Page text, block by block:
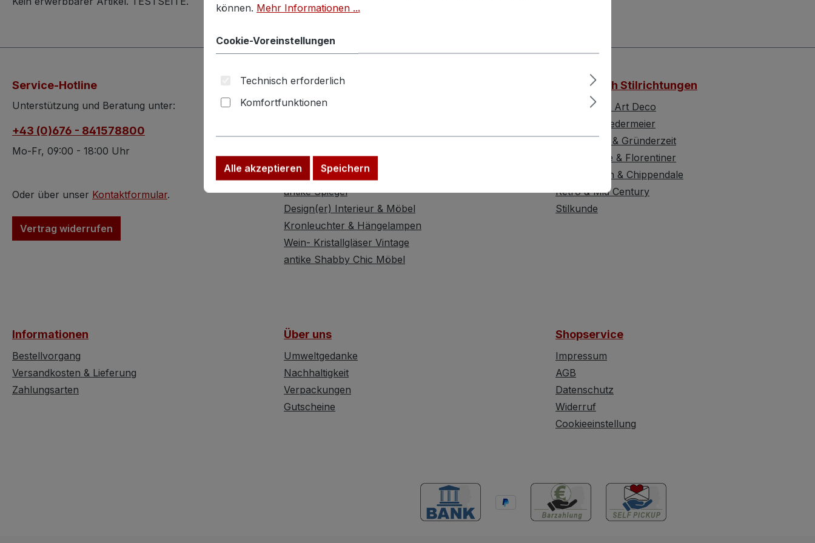
Service-Hotline
Unterstützung und Beratung unter:
+43 (0)676 - 841578800
Mo-Fr, 09:00 - 18:00 Uhr
Oder über unser Kontaktformular.
Vertrag widerrufen
Kategorien
antike Schrankmöbel
Bauernschränke antik bemalt
antike Sessel & Stühle
Antiquitäten Raumaccessoires
antike Spiegel
Design(er) Interieur & Möbel
Kronleuchter & Hängelampen
Wein- Kristallgläser Vintage
antike Shabby Chic Möbel
Möbel nach Stilrichtungen
Jugendstil & Art Deco
Barock & Biedermeier
Historismus & Gründerzeit
Renaissance & Florentiner
Viktorianisch & Chippendale
Retro & Mid Century
Stilkunde
Informationen
Bestellvorgang
Versandkosten & Lieferung
Zahlungsarten
Über uns
Umweltgedanke
Nachhaltigkeit
Verpackungen
Gutscheine
Shopservice
Impressum
AGB
Datenschutz
Widerruf
Cookieeinstellung
können. Mehr Informationen ...
Cookie-Voreinstellungen
Technisch erforderlich
Komfortfunktionen
Alle akzeptieren Speichern